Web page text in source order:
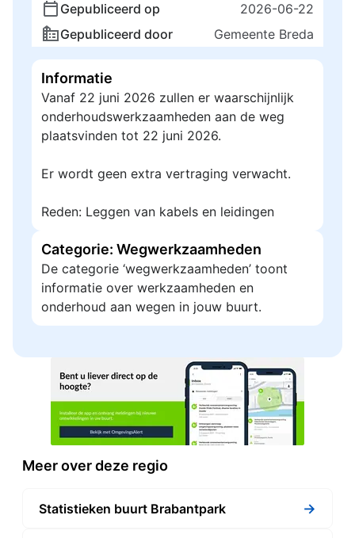
Gepubliceerd op
2026-06-22
Gepubliceerd door
Gemeente Breda
Informatie
Vanaf 22 juni 2026 zullen er waarschijnlijk
onderhoudswerkzaamheden aan de weg
plaatsvinden tot 22 juni 2026.
Er wordt geen extra vertraging verwacht.
Reden: Leggen van kabels en leidingen
Categorie: Wegwerkzaamheden
De categorie ‘wegwerkzaamheden’ toont
informatie over werkzaamheden en
onderhoud aan wegen in jouw buurt.
Meer over deze regio
Statistieken buurt Brabantpark →